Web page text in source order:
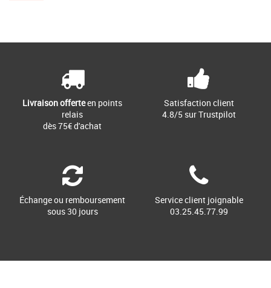
Livraison offerteen points
relais
dès 75€ d'achat
Satisfaction client
4.8/5 sur Trustpilot
Échange ou remboursement
sous 30 jours
Service client joignable
03.25.45.77.99